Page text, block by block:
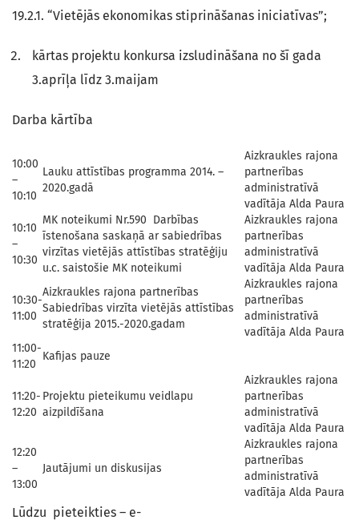
19.2.1. “Vietējās ekonomikas stiprināšanas iniciatīvas”;
kārtas projektu konkursa izsludināšana no šī gada
3.aprīļa līdz 3.maijam
Darba kārtība
10:00
–
10:10
Lauku attīstības programma 2014. –
2020.gadā
Aizkraukles rajona
partnerības
administratīvā
vadītāja Alda Paura
10:10
–
10:30
MK noteikumi Nr.590 Darbības
īstenošana saskaņā ar sabiedrības
virzītas vietējās attīstības stratēģiju
u.c. saistošie MK noteikumi
Aizkraukles rajona
partnerības
administratīvā
vadītāja Alda Paura
10:30-
11:00
Aizkraukles rajona partnerības
Sabiedrības virzīta vietējās attīstības
stratēģija 2015.-2020.gadam
Aizkraukles rajona
partnerības
administratīvā
vadītāja Alda Paura
11:00-
11:20
Kafijas pauze
11:20-
12:20
Projektu pieteikumu veidlapu
aizpildīšana
Aizkraukles rajona
partnerības
administratīvā
vadītāja Alda Paura
12:20
–
13:00
Jautājumi un diskusijas
Aizkraukles rajona
partnerības
administratīvā
vadītāja Alda Paura
Lūdzu pieteikties – e-